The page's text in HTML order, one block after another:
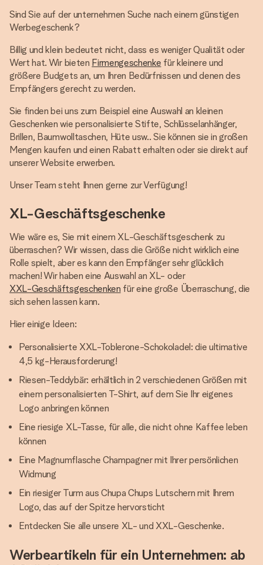
Sind Sie auf der unternehmen Suche nach einem günstigen
Werbegeschenk?
Billig und klein bedeutet nicht, dass es weniger Qualität oder
Wert hat. Wir bieten Firmengeschenke für kleinere und
größere Budgets an, um Ihren Bedürfnissen und denen des
Empfängers gerecht zu werden.
Sie finden bei uns zum Beispiel eine Auswahl an kleinen
Geschenken wie personalisierte Stifte, Schlüsselanhänger,
Brillen, Baumwolltaschen, Hüte usw.. Sie können sie in großen
Mengen kaufen und einen Rabatt erhalten oder sie direkt auf
unserer Website erwerben.
Unser Team steht Ihnen gerne zur Verfügung!
XL-Geschäftsgeschenke
Wie wäre es, Sie mit einem XL-Geschäftsgeschenk zu
überraschen? Wir wissen, dass die Größe nicht wirklich eine
Rolle spielt, aber es kann den Empfänger sehr glücklich
machen! Wir haben eine Auswahl an XL- oder
XXL-Geschäftsgeschenken für eine große Überraschung, die
sich sehen lassen kann.
Hier einige Ideen:
Personalisierte XXL-Toblerone-Schokoladel: die ultimative
4,5 kg-Herausforderung!
Riesen-Teddybär: erhältlich in 2 verschiedenen Größen mit
einem personalisierten T-Shirt, auf dem Sie Ihr eigenes
Logo anbringen können
Eine riesige XL-Tasse, für alle, die nicht ohne Kaffee leben
können
Eine Magnumflasche Champagner mit Ihrer persönlichen
Widmung
Ein riesiger Turm aus Chupa Chups Lutschern mit Ihrem
Logo, das auf der Spitze hervorsticht
Entdecken Sie alle unsere XL- und XXL-Geschenke.
Werbeartikeln für ein Unternehmen: ab